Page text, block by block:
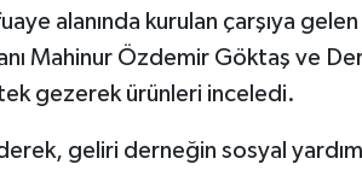
alanında kurulan çarşıya gelen
Mahinur Özdemir Göktaş ve
tek gezerek ürünleri inceledi.
geliri derneğin sosyal yardım